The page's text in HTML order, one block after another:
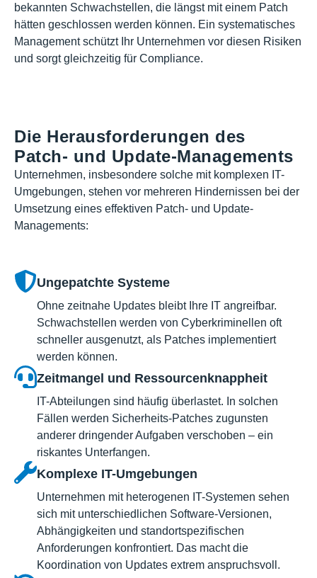
bekannten Schwachstellen, die längst mit einem Patch
hätten geschlossen werden können. Ein systematisches
Management schützt Ihr Unternehmen vor diesen Risiken
und sorgt gleichzeitig für Compliance.
Die Herausforderungen des
Patch- und Update-Managements
Unternehmen, insbesondere solche mit komplexen IT-
Umgebungen, stehen vor mehreren Hindernissen bei der
Umsetzung eines effektiven Patch- und Update-
Managements:
Ungepatchte Systeme
Ohne zeitnahe Updates bleibt Ihre IT angreifbar.
Schwachstellen werden von Cyberkriminellen oft
schneller ausgenutzt, als Patches implementiert
werden können.
Zeitmangel und Ressourcenknappheit
IT-Abteilungen sind häufig überlastet. In solchen
Fällen werden Sicherheits-Patches zugunsten
anderer dringender Aufgaben verschoben – ein
riskantes Unterfangen.
Komplexe IT-Umgebungen
Unternehmen mit heterogenen IT-Systemen sehen
sich mit unterschiedlichen Software-Versionen,
Abhängigkeiten und standortspezifischen
Anforderungen konfrontiert. Das macht die
Koordination von Updates extrem anspruchsvoll.